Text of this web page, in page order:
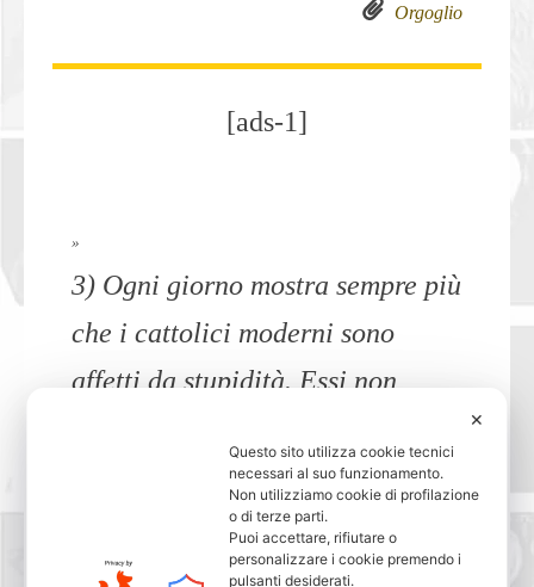
Orgoglio
[ads-1]
»
3) Ogni giorno mostra sempre più
che i cattolici moderni sono
affetti da stupidità. Essi non
cattolicesimo, considerato come
una tradizione di famiglia, serve
a rivestire i luoghi comuni
✕
Questo sito utilizza cookie tecnici
necessari al suo funzionamento.
Non utilizziamo cookie di profilazione
o di terze parti.
Puoi accettare, rifiutare o
personalizzare i cookie premendo i
pulsanti desiderati.